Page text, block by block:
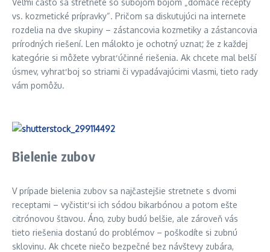
Veľmi často sa stretnete so súbojom bojom „domáce recepty
vs. kozmetické prípravky“. Pričom sa diskutujúci na internete
rozdelia na dve skupiny – zástancovia kozmetiky a zástancovia
prírodných riešení. Len málokto je ochotný uznať, že z každej
kategórie si môžete vybrať účinné riešenia. Ak chcete mal belší
úsmev, vyhrať boj so striami či vypadávajúcimi vlasmi, tieto rady
vám pomôžu.
Bielenie zubov
V prípade bielenia zubov sa najčastejšie stretnete s dvomi
receptami – vyčistiť si ich sódou bikarbónou a potom ešte
citrónovou šťavou. Áno, zuby budú belšie, ale zároveň vás
tieto riešenia dostanú do problémov – poškodíte si zubnú
sklovinu. Ak chcete niečo bezpečné bez návštevy zubára,